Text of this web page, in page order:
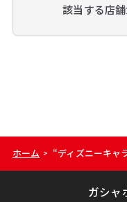
該当する店
ホーム > “ディズニーキャ
ガシャ